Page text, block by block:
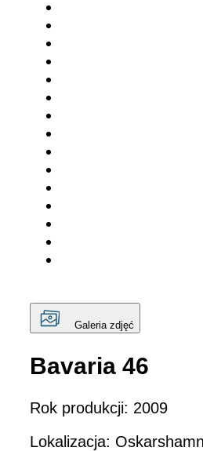
Galeria zdjęć
Bavaria 46
Rok produkcji: 2009
Lokalizacja: Oskarshamn